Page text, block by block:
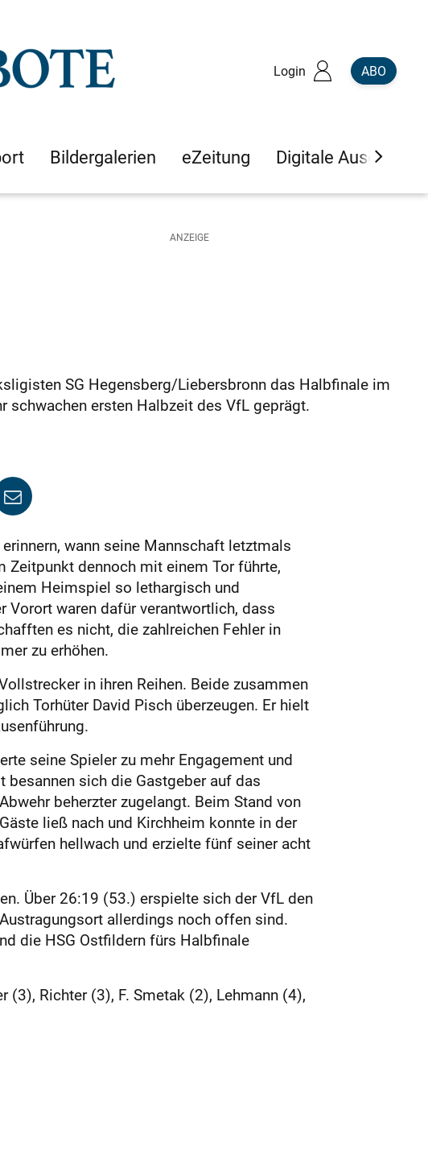
Login ABO
Bildergalerien eZeitung Digitale Ausgaben
SG Hegensberg/Liebersbronn das Halbfinale im
schwachen ersten Halbzeit des VfL geprägt.
wann seine Mannschaft letztmals
Zeitpunkt dennoch mit einem Tor führte,
Heimspiel so lethargisch und
Vorort waren dafür verantwortlich, dass
es nicht, die zahlreichen Fehler in
zu erhöhen.
in ihren Reihen. Beide zusammen
Torhüter David Pisch überzeugen. Er hielt
seine Spieler zu mehr Engagement und
sich die Gastgeber auf das
beherzter zugelangt. Beim Stand von
ließ nach und Kirchheim konnte in der
hellwach und erzielte fünf seiner acht
Über 26:19 (53.) erspielte sich der VfL den
allerdings noch offen sind.
die HSG Ostfildern fürs Halbfinale
Richter (3), F. Smetak (2), Lehmann (4),